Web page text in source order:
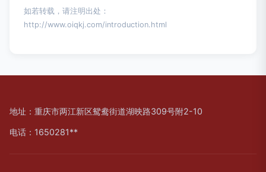
如若转载，请注明出处：
http://www.oiqkj.com/introduction.html
地址：重庆市两江新区鸳鸯街道湖映路309号附2-10
电话：1650281**